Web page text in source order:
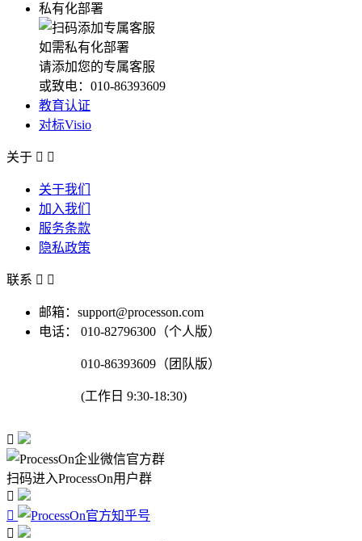
私有化部署
如需私有化部署
请添加您的专属客服
或致电：010-86393609
教育认证
对标Visio
关于  
关于我们
加入我们
服务条款
隐私政策
联系  
邮箱：support@processon.com
电话：
010-82796300（个人版）
010-86393609（团队版）
(工作日 9:30-18:30)

扫码进入ProcessOn用户群


